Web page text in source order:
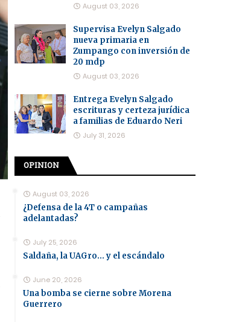
August 03, 2026
Supervisa Evelyn Salgado
nueva primaria en
Zumpango con inversión de
20 mdp
August 03, 2026
Entrega Evelyn Salgado
escrituras y certeza jurídica
a familias de Eduardo Neri
July 31, 2026
OPINION
August 03, 2026
¿Defensa de la 4T o campañas
adelantadas?
July 25, 2026
Saldaña, la UAGro... y el escándalo
June 20, 2026
Una bomba se cierne sobre Morena
Guerrero